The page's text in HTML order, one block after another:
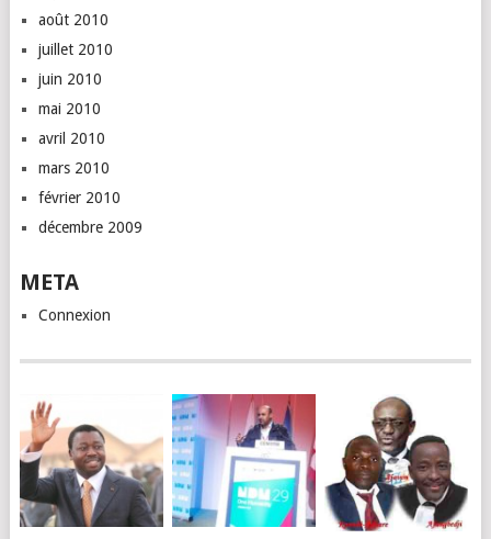
août 2010
juillet 2010
juin 2010
mai 2010
avril 2010
mars 2010
février 2010
décembre 2009
META
Connexion